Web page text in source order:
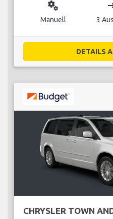
miscellaneous_services
Manuell 3
DETAILS
CHRYSLER TOWN